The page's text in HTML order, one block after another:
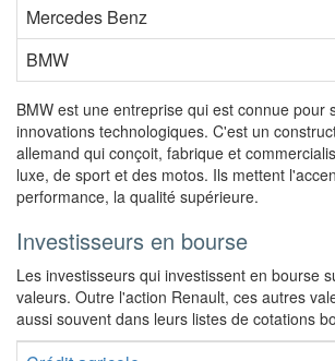
Mercedes Benz
BMW
BMW est une entreprise qui est connue pour
innovations technologiques. C'est un
allemand qui conçoit, fabrique et
luxe, de sport et des motos. Ils mettent
performance, la qualité supérieure.
Investisseurs en bourse
Les investisseurs qui investissent en bourse
valeurs. Outre l'action Renault, ces autres
aussi souvent dans leurs listes de cotations